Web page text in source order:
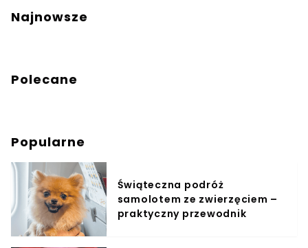
Najnowsze
Polecane
Popularne
Świąteczna podróż
samolotem ze zwierzęciem –
praktyczny przewodnik